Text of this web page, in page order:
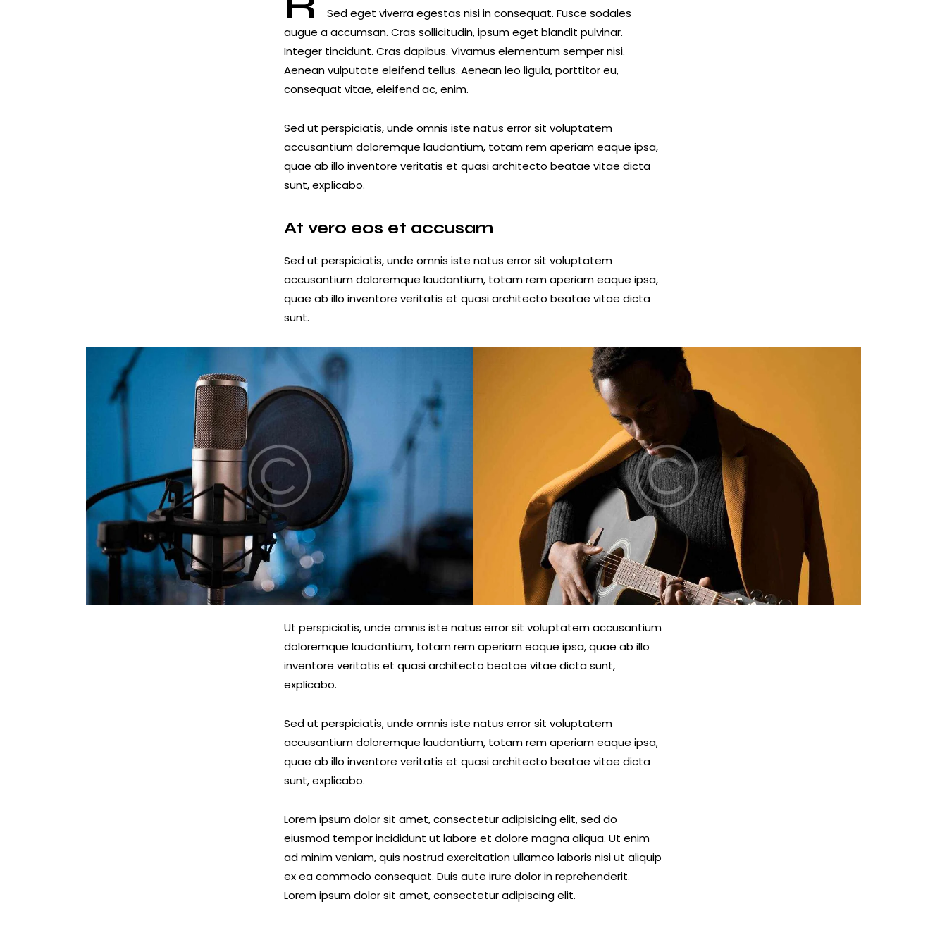
Sed eget viverra egestas nisi in consequat. Fusce sodales
augue a accumsan. Cras sollicitudin, ipsum eget blandit pulvinar.
Integer tincidunt. Cras dapibus. Vivamus elementum semper nisi.
Aenean vulputate eleifend tellus. Aenean leo ligula, porttitor eu,
consequat vitae, eleifend ac, enim.
Sed ut perspiciatis, unde omnis iste natus error sit voluptatem
accusantium doloremque laudantium, totam rem aperiam eaque ipsa,
quae ab illo inventore veritatis et quasi architecto beatae vitae dicta
sunt, explicabo.
At vero eos et accusam
Sed ut perspiciatis, unde omnis iste natus error sit voluptatem
accusantium doloremque laudantium, totam rem aperiam eaque ipsa,
quae ab illo inventore veritatis et quasi architecto beatae vitae dicta
sunt.
Ut perspiciatis, unde omnis iste natus error sit voluptatem accusantium
doloremque laudantium, totam rem aperiam eaque ipsa, quae ab illo
inventore veritatis et quasi architecto beatae vitae dicta sunt,
explicabo.
Sed ut perspiciatis, unde omnis iste natus error sit voluptatem
accusantium doloremque laudantium, totam rem aperiam eaque ipsa,
quae ab illo inventore veritatis et quasi architecto beatae vitae dicta
sunt, explicabo.
Lorem ipsum dolor sit amet, consectetur adipisicing elit, sed do
eiusmod tempor incididunt ut labore et dolore magna aliqua. Ut enim
ad minim veniam, quis nostrud exercitation ullamco laboris nisi ut aliquip
ex ea commodo consequat. Duis aute irure dolor in reprehenderit.
Lorem ipsum dolor sit amet, consectetur adipiscing elit.